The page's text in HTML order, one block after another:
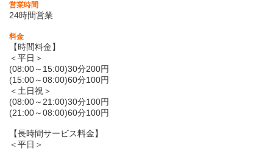
営業時間
24時間営業
料金
【時間料金】
＜平日＞
(08:00～15:00)30分200円
(15:00～08:00)60分100円
＜土日祝＞
(08:00～21:00)30分100円
(21:00～08:00)60分100円
【長時間サービス料金】
＜平日＞